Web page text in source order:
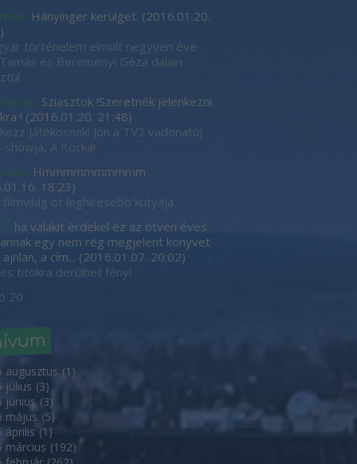
Hányinger kerülget. (2016.01.20.
)
történelem elmúlt negyven éve
és Bereményi Géza dalain
Sziasztok !Szeretnék jelenkezni
! (2016.01.20. 21:48)
játékosnak! Jön a TV2 vadonatúj
showja, A Kocka!
Hmmmmmmmmmm
18:23)
filmvilág öt leghíresebb kutyája
ha valakit érdekel ez az ötven éves
egy nem rég megjelent könyvet
a cím... (2016.01.07. 20:02)
titokra derülhet fény!
20
augusztus (1 )
július (3)
június (3)
május (5)
április (1 )
március (192)